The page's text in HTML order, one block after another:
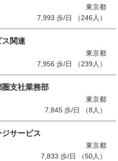
東京都
7,993 歩/日 （246人）
ス関連
東京都
7,956 歩/日 （239人）
支社業務部
東京都
7,845 歩/日 （8人）
ジサービス
東京都
7,833 歩/日 （50人）